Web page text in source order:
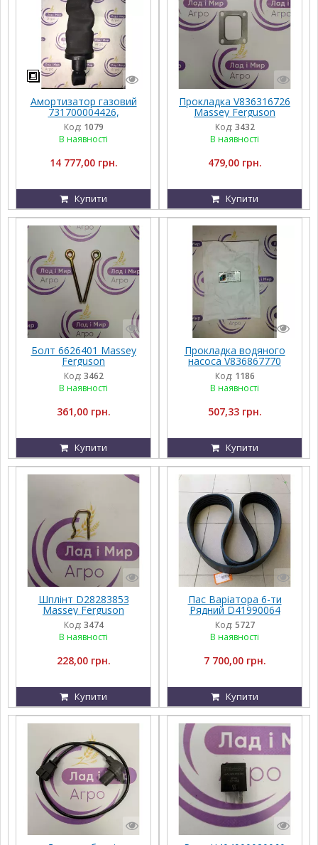
Амортизатор газовий
731700004426,
G931502200120,
G931502200100, Massey
Ferguson
Код: 1079
В наявності
14 777,00 грн.
Купити
Прокладка V836316726
Massey Ferguson
Код: 3432
В наявності
479,00 грн.
Купити
Болт 6626401 Massey
Ferguson
Код: 3462
В наявності
361,00 грн.
Купити
Прокладка водяного
насоса V836867770
AGCO PARTS Massey
Ferguson
Код: 1186
В наявності
507,33 грн.
Купити
Шплінт D28283853
Massey Ferguson
Код: 3474
В наявності
228,00 грн.
Купити
Пас Варіатора 6-ти
Рядний D41990064
Massey Ferguson 6B
BP/H-3315
Код: 5727
В наявності
7 700,00 грн.
Купити